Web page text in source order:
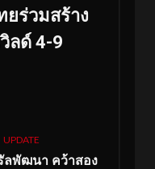
ร่วมสร้าง
ลด์ 4-9
UPDATE
ลพัฒนา คว้าสอง